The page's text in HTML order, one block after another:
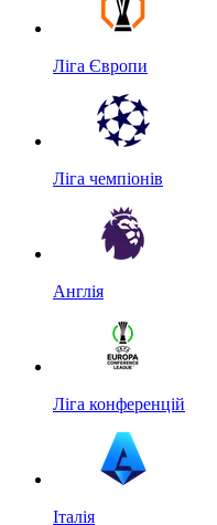
Ліга Європи
Ліга чемпіонів
Англія
Ліга конференцій
Італія